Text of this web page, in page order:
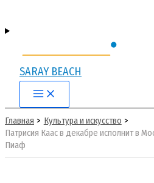
SARAY BEACH
Main
Menu
Главная
Культура и искусство
Патрисия Каас в декабре исполнит в
Пиаф